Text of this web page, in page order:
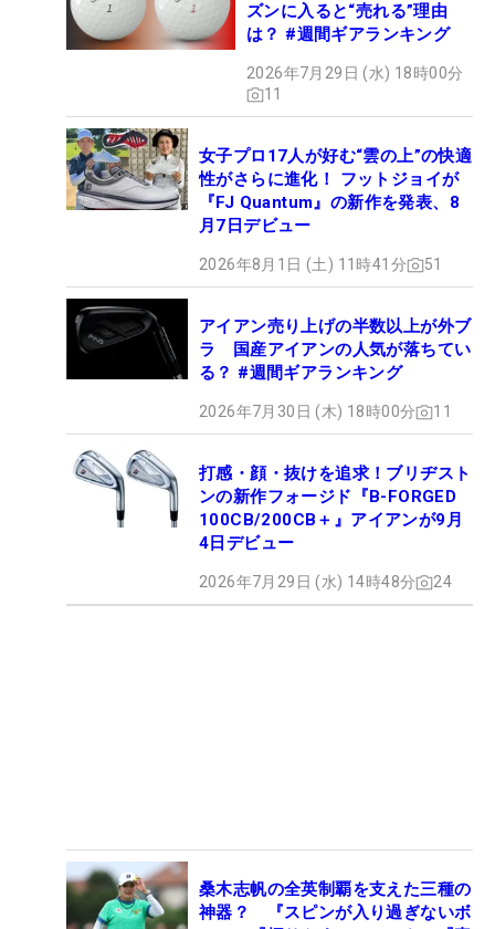
ズンに入ると“売れる”理由
は？ #週間ギアランキング
2026年7月29日 (水) 18時00分
11
女子プロ17人が好む“雲の上”の快適
性がさらに進化！ フットジョイが
『FJ Quantum』の新作を発表、8
月7日デビュー
2026年8月1日 (土) 11時41分 51
アイアン売り上げの半数以上が外ブ
ラ 国産アイアンの人気が落ちてい
る？ #週間ギアランキング
2026年7月30日 (木) 18時00分 11
打感・顔・抜けを追求！ブリヂスト
ンの新作フォージド『B-FORGED
100CB/200CB＋』アイアンが9月
4日デビュー
2026年7月29日 (水) 14時48分 24
桑木志帆の全英制覇を支えた三種の
神器？ 『スピンが入り過ぎないボ